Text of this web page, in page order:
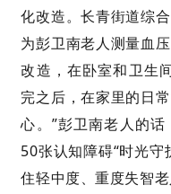
化改造。长青街道综
为彭卫南老人测量血
改造，在卧室和卫生
完之后，在家里的日
心。”彭卫南老人的话
50张认知障碍“时光守
住轻中度、重度失智